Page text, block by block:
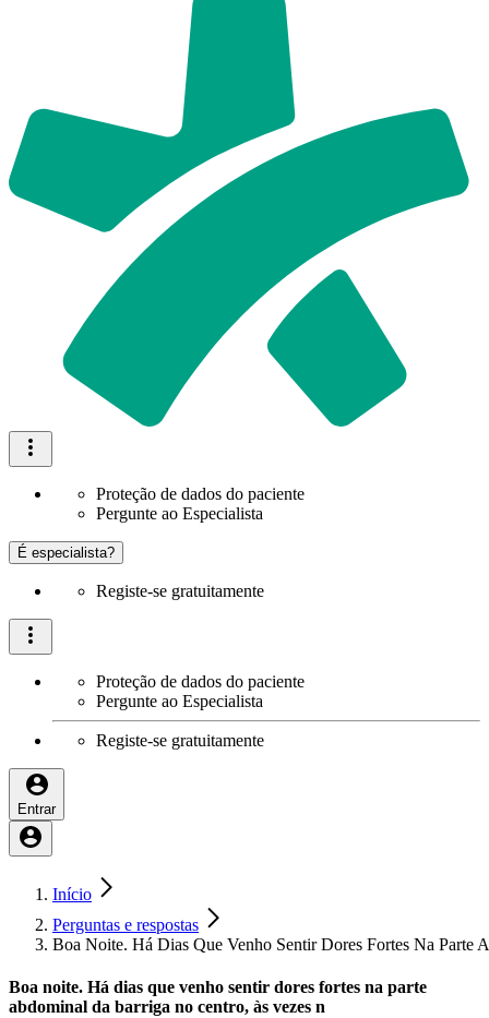
Proteção de dados do paciente
Pergunte ao Especialista
É especialista?
Registe-se gratuitamente
Proteção de dados do paciente
Pergunte ao Especialista
Registe-se gratuitamente
Entrar
Início
Perguntas e respostas
Boa Noite. Há Dias Que Venho Sentir Dores Fortes Na Parte
Boa noite. Há dias que venho sentir dores fortes na parte
abdominal da barriga no centro, às vezes n